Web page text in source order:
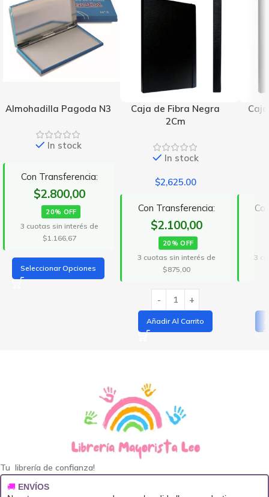
Almohadilla Pagoda N3
In stock
Con Transferencia:
$2.800,00
20% OFF
3 cuotas sin interés de
$1.166,67
Seleccionar Opciones
Caja de Fibra Negra
2Cm
In stock
$2,625.00
Con Transferencia:
$2.100,00
20% OFF
3 cuotas sin interés de
$875,00
Añadir Al Carrito
3
Tu librería de confianza!
🚚 ENVÍOS